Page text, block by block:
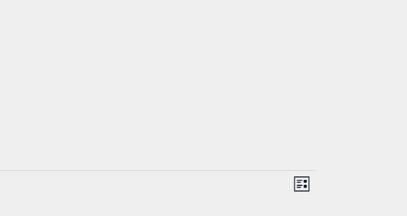
Navegación
Lista